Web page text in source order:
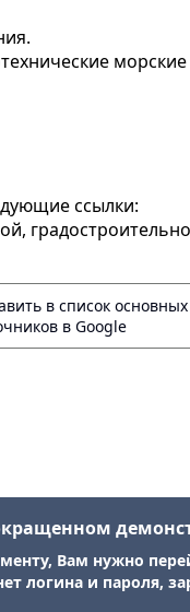
ссылки:
в список основных
в Google
Вам нужно
логина и пароля,